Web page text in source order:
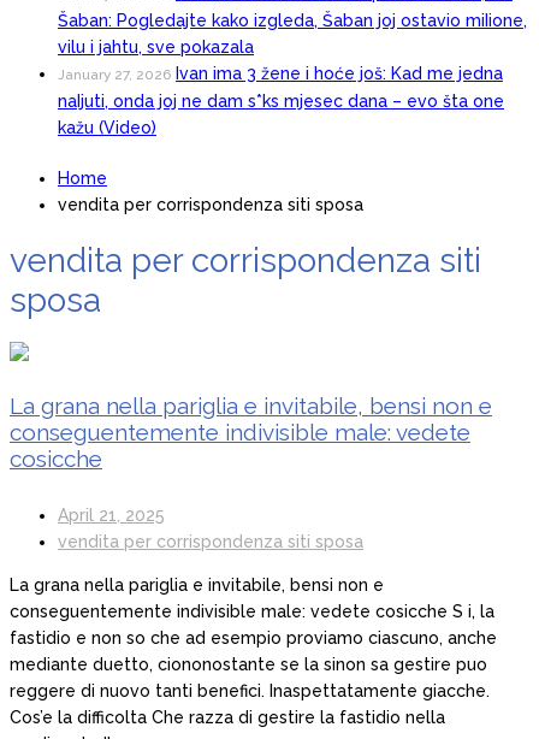
Šaban: Pogledajte kako izgleda, Šaban joj ostavio miIione,
vilu i jahtu, sve pokazala
January 27, 2026 Ivan ima 3 žene i hoće još: Kad me jedna
naIjuti, onda joj ne dam s*ks mjesec dana – evo šta one
kažu (Video)
Home
vendita per corrispondenza siti sposa
vendita per corrispondenza siti
sposa
La grana nella pariglia e invitabile, bensi non e
conseguentemente indivisible male: vedete
cosicche
April 21, 2025
vendita per corrispondenza siti sposa
La grana nella pariglia e invitabile, bensi non e
conseguentemente indivisible male: vedete cosicche S i, la
fastidio e non so che ad esempio proviamo ciascuno, anche
mediante duetto, ciononostante se la sinon sa gestire puo
reggere di nuovo tanti benefici. Inaspettatamente giacche.
Cos’e la difficolta Che razza di gestire la fastidio nella